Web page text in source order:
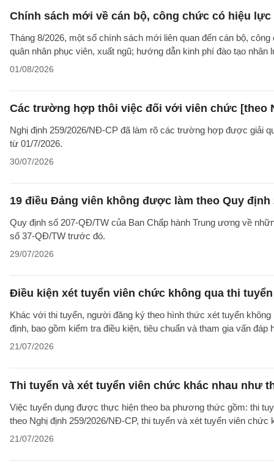
Chính sách mới về cán bộ, công chức có hiệu lực
Tháng 8/2026, một số chính sách mới liên quan đến cán bộ,
quân nhân phục viên, xuất ngũ; hướng dẫn kinh phí đào tạo
01/08/2026
Các trường hợp thôi việc đối với viên chức [theo
Nghị định 259/2026/NĐ-CP đã làm rõ các trường hợp được giải
từ 01/7/2026.
30/07/2026
19 điều Đảng viên không được làm theo Quy định
Quy định số 207-QĐ/TW của Ban Chấp hành Trung ương về
số 37-QĐ/TW trước đó.
29/07/2026
Điều kiện xét tuyển viên chức không qua thi
Khác với thi tuyển, người đăng ký theo hình thức xét tuyển
định, bao gồm kiểm tra điều kiện, tiêu chuẩn và tham gia vấn đáp
21/07/2026
Thi tuyển và xét tuyển viên chức khác nhau như
Việc tuyển dụng được thực hiện theo ba phương thức gồm: thi
theo Nghị định 259/2026/NĐ-CP, thi tuyển và xét tuyển viên chức
21/07/2026